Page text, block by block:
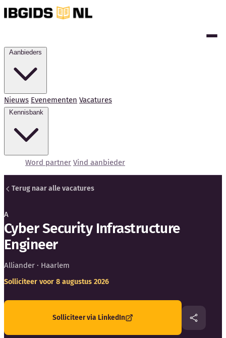
Nieuws Evenementen Vacatures
Word partner Vind aanbieder
Kennisbank
Blog
Bedrijfsupdates
Externe bronnen
Terug naar alle vacatures
A
Cyber Security Infrastructure
Engineer
Alliander · Haarlem
Solliciteer voor 8 augustus 2026
Solliciteer via LinkedIn